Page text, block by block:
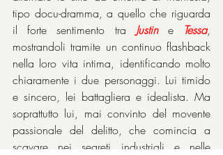
tipo docu-dramma, a quello che riguarda
il forte sentimento tra Justin e Tessa,
mostrandoli tramite un continuo flashback
nella loro vita intima, identificando molto
chiaramente i due personaggi. Lui timido
e sincero, lei battagliera e idealista. Ma
soprattutto lui, mai convinto del movente
passionale del delitto, che comincia a
scavare nei segreti industriali e nelle